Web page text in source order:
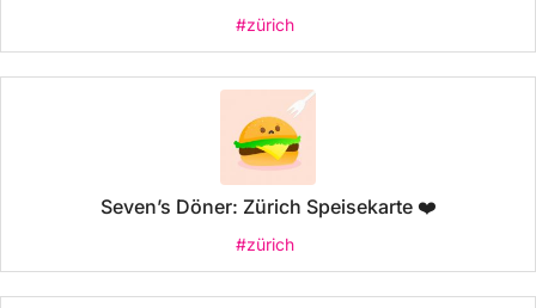
#zürich
Seven’s Döner: Zürich Speisekarte ❤️
#zürich